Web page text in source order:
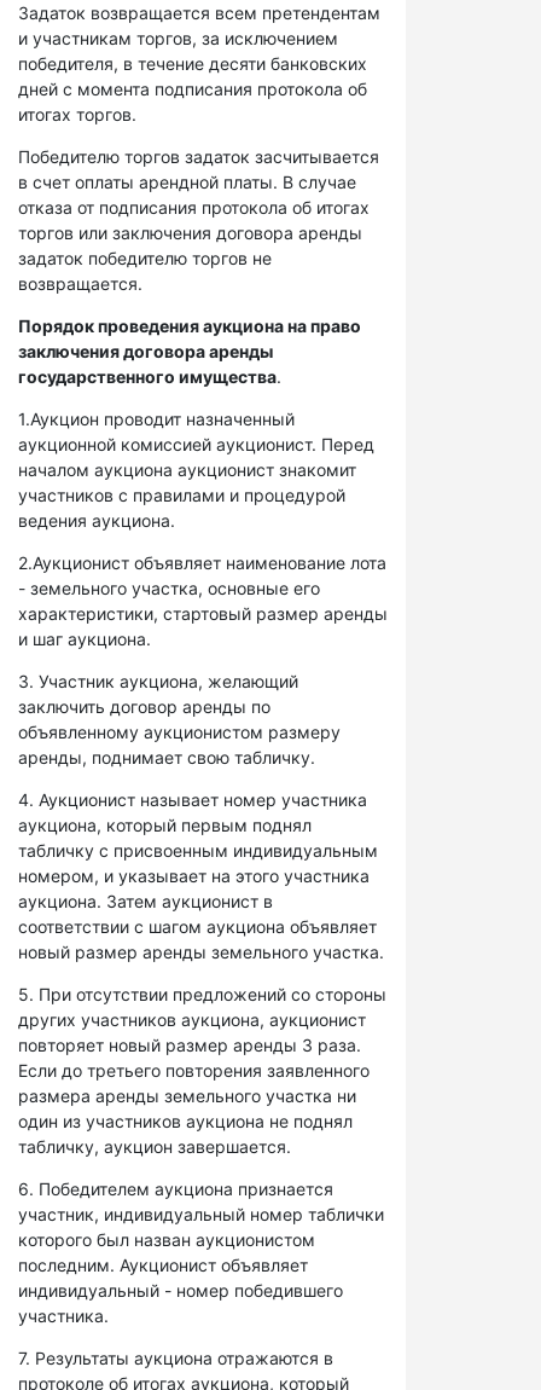
Задаток возвращается всем претендентам
и участникам торгов, за исключением
победителя, в течение десяти банковских
дней с момента подписания протокола об
итогах торгов.
Победителю торгов задаток засчитывается
в счет оплаты арендной платы. В случае
отказа от подписания протокола об итогах
торгов или заключения договора аренды
задаток победителю торгов не
возвращается.
Порядок проведения аукциона на право
заключения договора аренды
государственного имущества.
1.Аукцион проводит назначенный
аукционной комиссией аукционист. Перед
началом аукциона аукционист знакомит
участников с правилами и процедурой
ведения аукциона.
2.Аукционист объявляет наименование лота
- земельного участка, основные его
характеристики, стартовый размер аренды
и шаг аукциона.
3. Участник аукциона, желающий
заключить договор аренды по
объявленному аукционистом размеру
аренды, поднимает свою табличку.
4. Аукционист называет номер участника
аукциона, который первым поднял
табличку с присвоенным индивидуальным
номером, и указывает на этого участника
аукциона. Затем аукционист в
соответствии с шагом аукциона объявляет
новый размер аренды земельного участка.
5. При отсутствии предложений со стороны
других участников аукциона, аукционист
повторяет новый размер аренды 3 раза.
Если до третьего повторения заявленного
размера аренды земельного участка ни
один из участников аукциона не поднял
табличку, аукцион завершается.
6. Победителем аукциона признается
участник, индивидуальный номер таблички
которого был назван аукционистом
последним. Аукционист объявляет
индивидуальный - номер победившего
участника.
7. Результаты аукциона отражаются в
протоколе об итогах аукциона, который